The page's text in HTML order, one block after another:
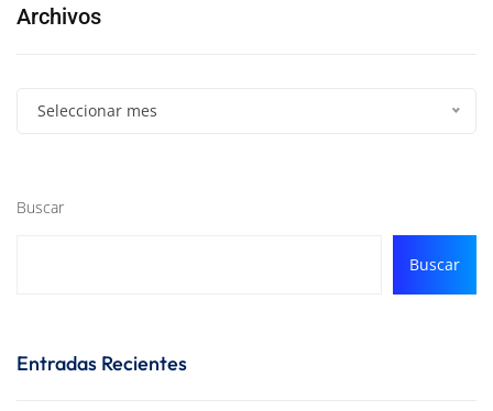
Archivos
Seleccionar mes
Buscar
Buscar
Entradas Recientes